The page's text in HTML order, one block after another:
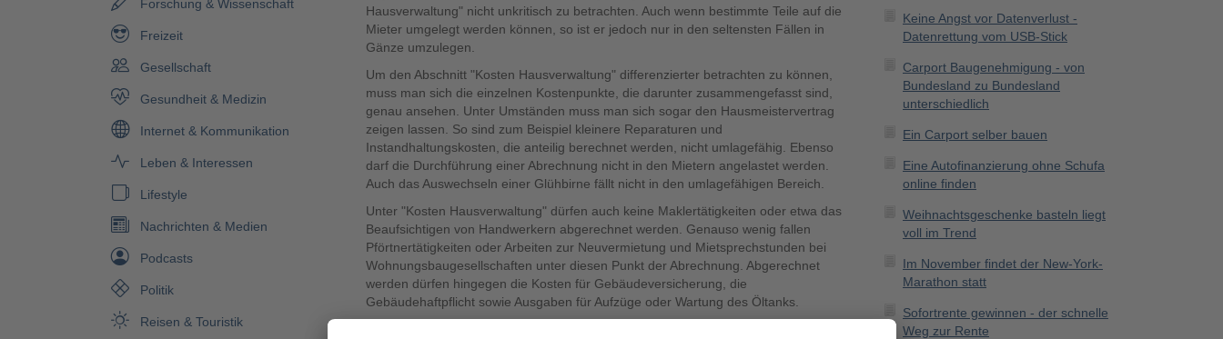
Forschung & Wissenschaft
Freizeit
Gesellschaft
Gesundheit & Medizin
Internet & Kommunikation
Leben & Interessen
Lifestyle
Nachrichten & Medien
Podcasts
Politik
Reisen & Touristik
Hausverwaltung" nicht unkritisch zu betrachten. Auch wenn bestimmte Teile auf die
Mieter umgelegt werden können, so ist er jedoch nur in den seltensten Fällen in
Gänze umzulegen.
Um den Abschnitt "Kosten Hausverwaltung" differenzierter betrachten zu können,
muss man sich die einzelnen Kostenpunkte, die darunter zusammengefasst sind,
genau ansehen. Unter Umständen muss man sich sogar den Hausmeistervertrag
zeigen lassen. So sind zum Beispiel kleinere Reparaturen und
Instandhaltungskosten, die anteilig berechnet werden, nicht umlagefähig. Ebenso
darf die Durchführung einer Abrechnung nicht in den Mietern angelastet werden.
Auch das Auswechseln einer Glühbirne fällt nicht in den umlagefähigen Bereich.
Unter "Kosten Hausverwaltung" dürfen auch keine Maklertätigkeiten oder etwa das
Beaufsichtigen von Handwerkern abgerechnet werden. Genauso wenig fallen
Pförtnertätigkeiten oder Arbeiten zur Neuvermietung und Mietsprechstunden bei
Wohnungsbaugesellschaften unter diesen Punkt der Abrechnung. Abgerechnet
werden dürfen hingegen die Kosten für Gebäudeversicherung, die
Gebäudehaftpflicht sowie Ausgaben für Aufzüge oder Wartung des Öltanks.
Keine Angst vor Datenverlust -
Datenrettung vom USB-Stick
Carport Baugenehmigung - von
Bundesland zu Bundesland
unterschiedlich
Ein Carport selber bauen
Eine Autofinanzierung ohne Schufa
online finden
Weihnachtsgeschenke basteln liegt
voll im Trend
Im November findet der New-York-
Marathon statt
Sofortrente gewinnen - der schnelle
Weg zur Rente